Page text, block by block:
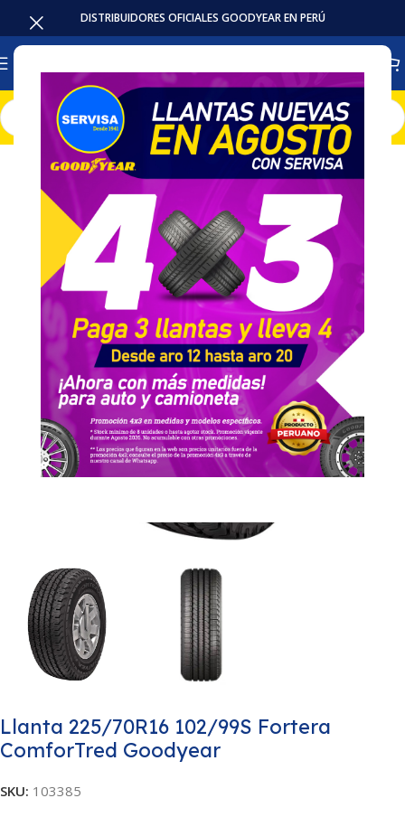
DISTRIBUIDORES OFICIALES GOODYEAR EN PERÚ
Inicio Llantas Camioneta
Llanta 225/70R16 102/99S Fortera
ComforTred Goodyear
SKU: 103385